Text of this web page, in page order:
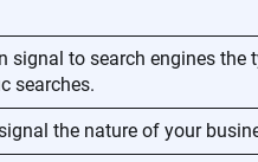
signal to search engines the
searches.
the nature of your